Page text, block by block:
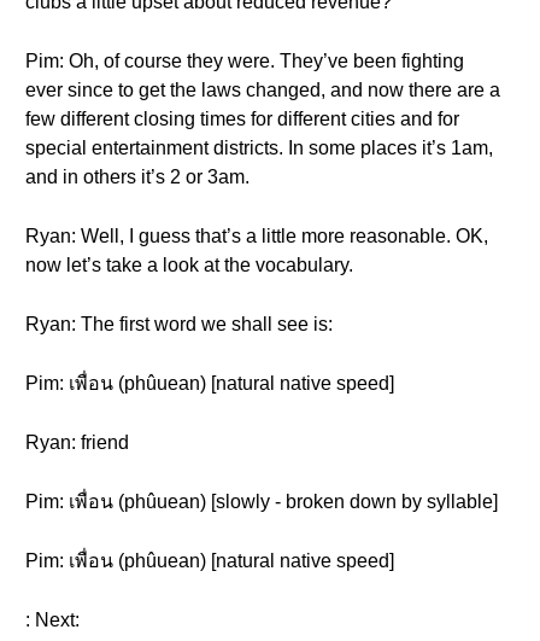
Pim: Oh, of course they were. They’ve been fighting
ever since to get the laws changed, and now there are a
few different closing times for different cities and for
special entertainment districts. In some places it’s 1am,
and in others it’s 2 or 3am.
Ryan: Well, I guess that’s a little more reasonable. OK,
now let’s take a look at the vocabulary.
Ryan: The first word we shall see is:
Pim: เพื่อน (phûuean) [natural native speed]
Ryan: friend
Pim: เพื่อน (phûuean) [slowly - broken down by syllable]
Pim: เพื่อน (phûuean) [natural native speed]
: Next: